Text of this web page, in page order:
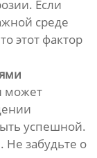
Если
среде
этот фактор
может
успешной.
Не забудьте о